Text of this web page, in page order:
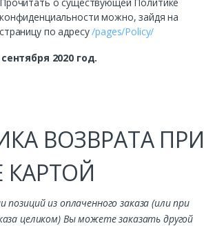
конфиденциальности можно, зайдя на
страницу по адресу/pages/Policy/
2020 год.
ВОЗВРАТА ПРИ
КАРТОЙ
позиций из оплаченного заказа (или при
целиком) Вы можете заказать другой